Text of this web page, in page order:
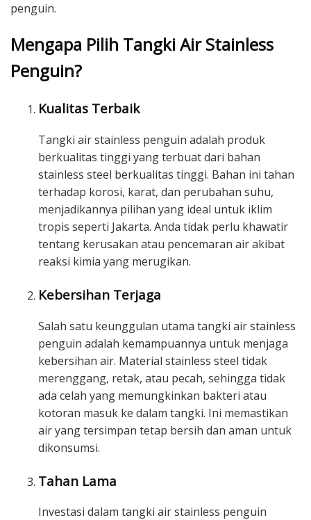
penguin.
Mengapa Pilih Tangki Air Stainless
Penguin?
Kualitas Terbaik
Tangki air stainless penguin adalah produk
berkualitas tinggi yang terbuat dari bahan
stainless steel berkualitas tinggi. Bahan ini tahan
terhadap korosi, karat, dan perubahan suhu,
menjadikannya pilihan yang ideal untuk iklim
tropis seperti Jakarta. Anda tidak perlu khawatir
tentang kerusakan atau pencemaran air akibat
reaksi kimia yang merugikan.
Kebersihan Terjaga
Salah satu keunggulan utama tangki air stainless
penguin adalah kemampuannya untuk menjaga
kebersihan air. Material stainless steel tidak
merenggang, retak, atau pecah, sehingga tidak
ada celah yang memungkinkan bakteri atau
kotoran masuk ke dalam tangki. Ini memastikan
air yang tersimpan tetap bersih dan aman untuk
dikonsumsi.
Tahan Lama
Investasi dalam tangki air stainless penguin